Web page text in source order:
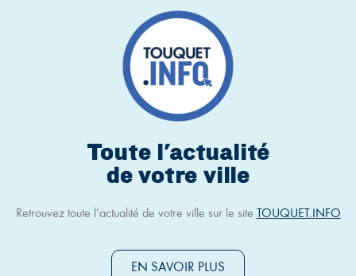
Toute l'actualité
de votre ville
Retrouvez toute l’actualité de votre ville sur le site TOUQUET.INFO
EN SAVOIR PLUS